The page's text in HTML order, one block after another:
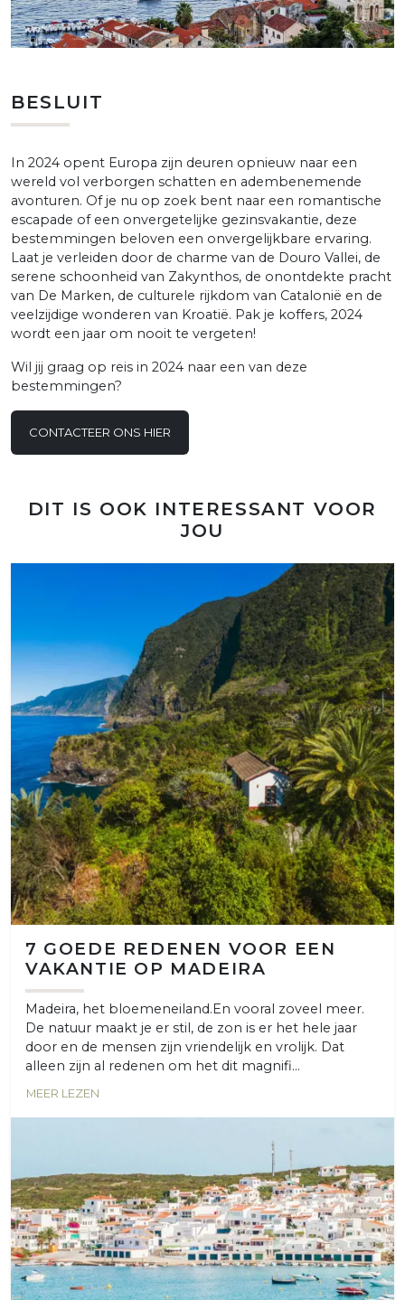
BESLUIT
In 2024 opent Europa zijn deuren opnieuw naar een
wereld vol verborgen schatten en adembenemende
avonturen. Of je nu op zoek bent naar een romantische
escapade of een onvergetelijke gezinsvakantie, deze
bestemmingen beloven een onvergelijkbare ervaring.
Laat je verleiden door de charme van de Douro Vallei, de
serene schoonheid van Zakynthos, de onontdekte pracht
van De Marken, de culturele rijkdom van Catalonië en de
veelzijdige wonderen van Kroatië. Pak je koffers, 2024
wordt een jaar om nooit te vergeten!
Wil jij graag op reis in 2024 naar een van deze
bestemmingen?
CONTACTEER ONS HIER
DIT IS OOK INTERESSANT VOOR
JOU
7 GOEDE REDENEN VOOR EEN
VAKANTIE OP MADEIRA
Madeira, het bloemeneiland.En vooral zoveel meer.
De natuur maakt je er stil, de zon is er het hele jaar
door en de mensen zijn vriendelijk en vrolijk. Dat
alleen zijn al redenen om het dit magnifi...
MEER LEZEN